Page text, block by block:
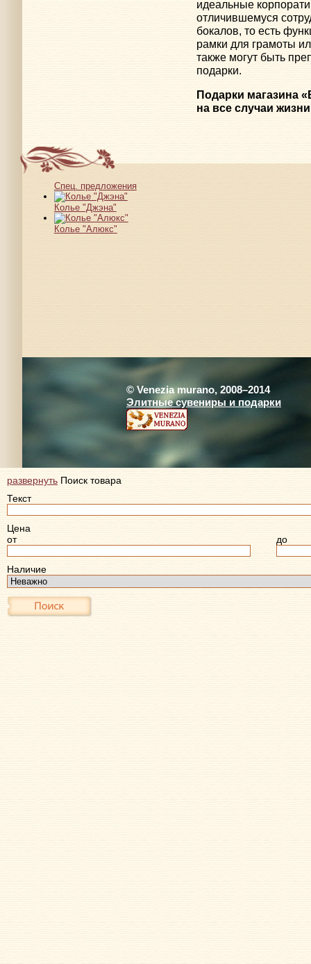
идеальные
отличившемуся
бокалов, то есть
рамки для грамоты
также могут быть
подарки.
Подарки магазина
на все случаи
Спец. предложения
Колье "Джэна"
Колье "Алюкс"
© Venezia murano, 2008–2014
Элитные сувениры и подарки
развернуть Поиск товара
Текст
Цена
от
до
Наличие